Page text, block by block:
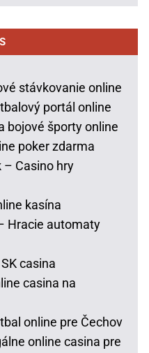
stávkovanie online
portál online
bojové športy online
poker zdarma
– Casino hry
kasína
Hracie automaty
casina
casina na
online pre Čechov
online casina pre